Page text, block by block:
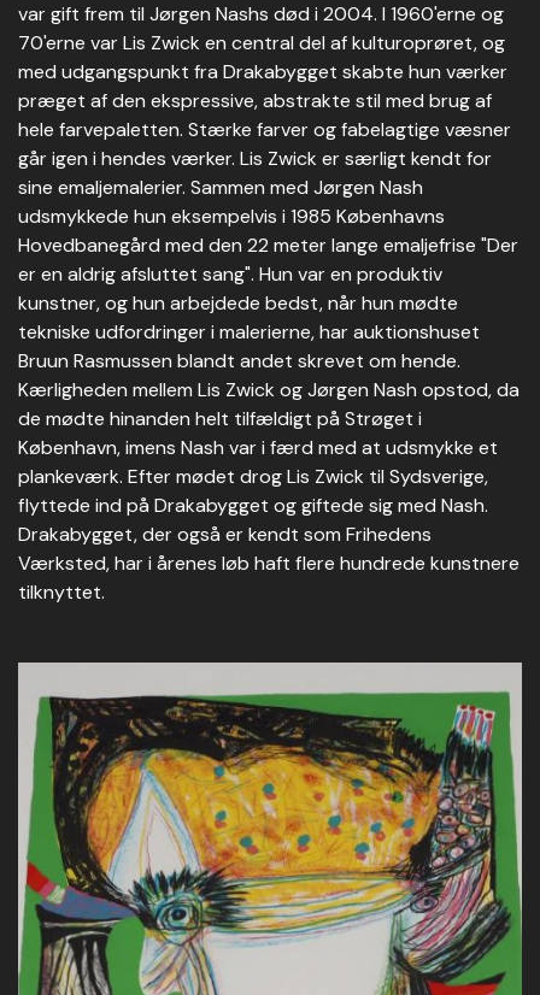
var gift frem til Jørgen Nashs død i 2004. I 1960'erne og
70'erne var Lis Zwick en central del af kulturoprøret, og
med udgangspunkt fra Drakabygget skabte hun værker
præget af den ekspressive, abstrakte stil med brug af
hele farvepaletten. Stærke farver og fabelagtige væsner
går igen i hendes værker. Lis Zwick er særligt kendt for
sine emaljemalerier. Sammen med Jørgen Nash
udsmykkede hun eksempelvis i 1985 Københavns
Hovedbanegård med den 22 meter lange emaljefrise "Der
er en aldrig afsluttet sang". Hun var en produktiv
kunstner, og hun arbejdede bedst, når hun mødte
tekniske udfordringer i malerierne, har auktionshuset
Bruun Rasmussen blandt andet skrevet om hende.
Kærligheden mellem Lis Zwick og Jørgen Nash opstod, da
de mødte hinanden helt tilfældigt på Strøget i
København, imens Nash var i færd med at udsmykke et
plankeværk. Efter mødet drog Lis Zwick til Sydsverige,
flyttede ind på Drakabygget og giftede sig med Nash.
Drakabygget, der også er kendt som Frihedens
Værksted, har i årenes løb haft flere hundrede kunstnere
tilknyttet.